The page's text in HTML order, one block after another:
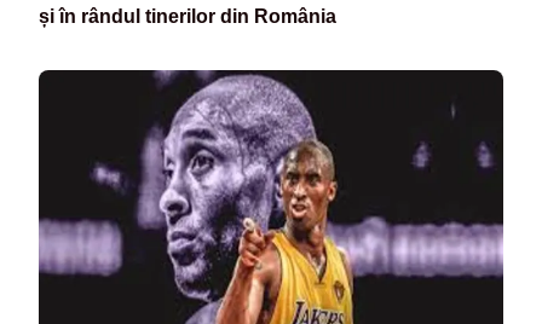
și în rândul tinerilor din România